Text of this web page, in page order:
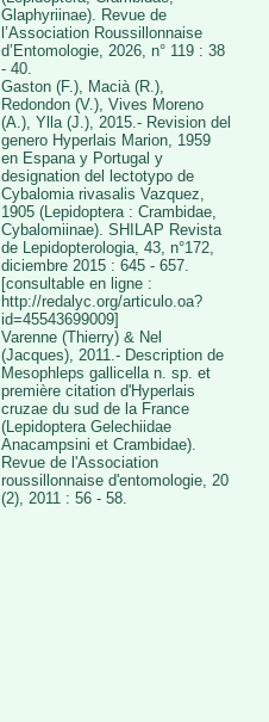
Glaphyriinae). Revue de
l’Association Roussillonnaise
d’Entomologie, 2026, n° 119 : 38
- 40.
Gaston (F.), Macià (R.),
Redondon (V.), Vives Moreno
(A.), Ylla (J.), 2015.- Revision del
genero Hyperlais Marion, 1959
en Espana y Portugal y
designation del lectotypo de
Cybalomia rivasalis Vazquez,
1905 (Lepidoptera : Crambidae,
Cybalomiinae). SHILAP Revista
de Lepidopterologia, 43, n°172,
diciembre 2015 : 645 - 657.
[consultable en ligne :
http://redalyc.org/articulo.oa?
id=45543699009]
Varenne (Thierry) & Nel
(Jacques), 2011.- Description de
Mesophleps gallicella n. sp. et
première citation d'Hyperlais
cruzae du sud de la France
(Lepidoptera Gelechiidae
Anacampsini et Crambidae).
Revue de l'Association
roussillonnaise d'entomologie, 20
(2), 2011 : 56 - 58.